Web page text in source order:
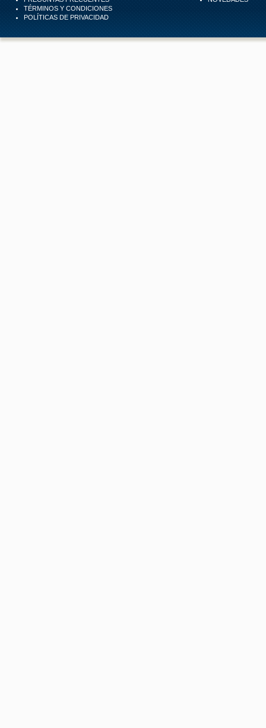
TÉRMINOS Y CONDICIONES
POLÍTICAS DE PRIVACIDAD